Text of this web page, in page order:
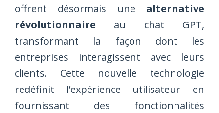
offrent désormais une alternative
révolutionnaire au chat GPT,
transformant la façon dont les
entreprises interagissent avec leurs
clients. Cette nouvelle technologie
redéfinit l’expérience utilisateur en
fournissant des fonctionnalités